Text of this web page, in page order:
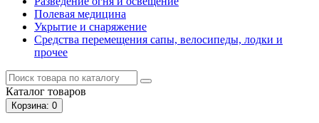
Полевая медицина
Укрытие и снаряжение
Средства перемещения сапы, велосипеды, лодки и
прочее
Каталог товаров
Корзина: 0